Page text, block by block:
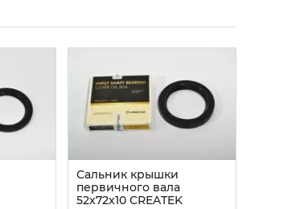
Сальник крышки
первичного вала
52x72x10 CREATEK